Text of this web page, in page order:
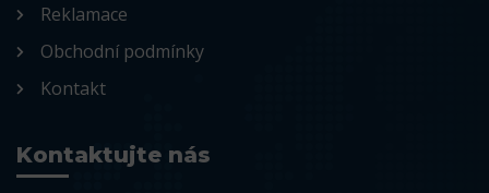
Reklamace
Obchodní podmínky
Kontakt
Kontaktujte nás